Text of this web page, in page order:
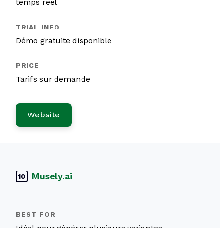
temps réel
Démo gratuite disponible
Tarifs sur demande
Website
10 Musely.ai